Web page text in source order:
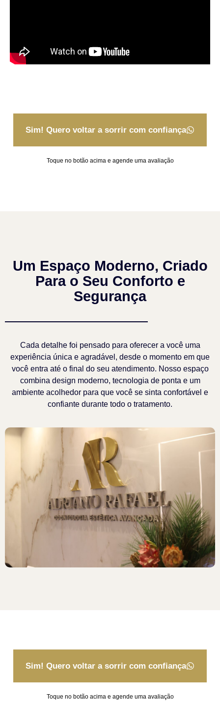
Sim! Quero voltar a sorrir com confiança
Toque no botão acima e agende uma avaliação
Um Espaço Moderno, Criado
Para o Seu Conforto e
Segurança
Cada detalhe foi pensado para oferecer a você uma
experiência única e agradável, desde o momento em que
você entra até o final do seu atendimento. Nosso espaço
combina design moderno, tecnologia de ponta e um
ambiente acolhedor para que você se sinta confortável e
confiante durante todo o tratamento.
Sim! Quero voltar a sorrir com confiança
Toque no botão acima e agende uma avaliação